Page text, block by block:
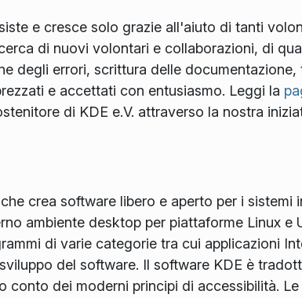
e cresce solo grazie all'aiuto di tanti
di nuovi volontari e collaborazioni, di
degli errori, scrittura delle documentazione,
e accettati con entusiasmo. Leggi la
di KDE e.V. attraverso la nostra
crea software libero e aperto per i sistemi
ambiente desktop per piattaforme Linux e
di varie categorie tra cui applicazioni
del software. Il software KDE è
conto dei moderni principi di accessibilità.